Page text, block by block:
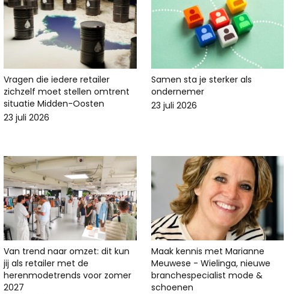
Vragen die iedere retailer
zichzelf moet stellen omtrent
situatie Midden-Oosten
23 juli 2026
Samen sta je sterker als
ondernemer
23 juli 2026
Van trend naar omzet: dit kun
jij als retailer met de
herenmodetrends voor zomer
2027
Maak kennis met Marianne
Meuwese - Wielinga, nieuwe
branchespecialist mode &
schoenen